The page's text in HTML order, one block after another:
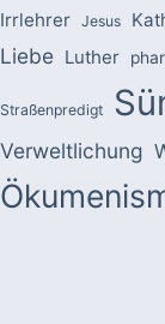
Irrlehrer Jesus
Liebe Luther
Straßenpredigt
Verweltlichung